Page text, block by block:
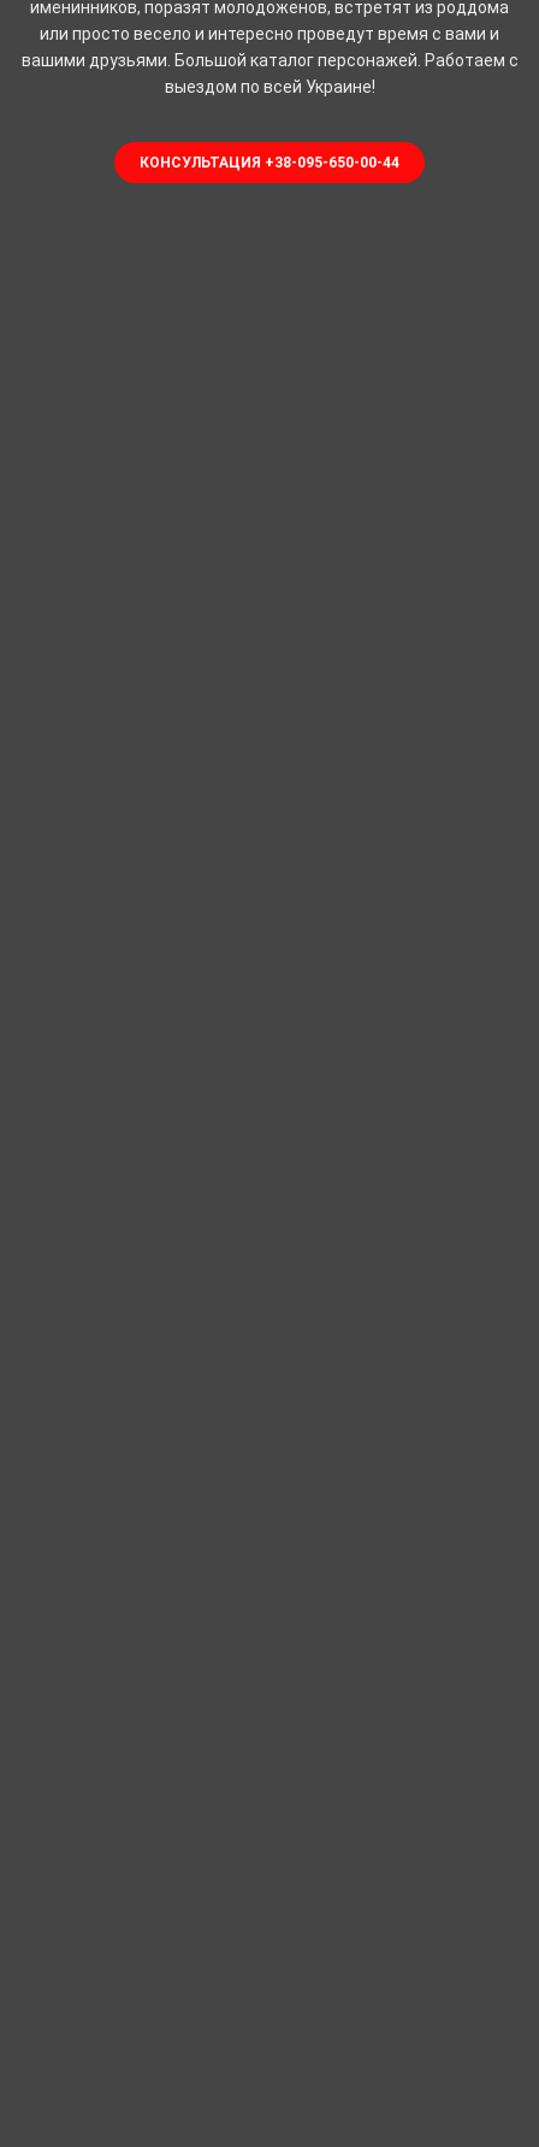
именинников, поразят молодоженов, встретят из роддома
или просто весело и интересно проведут время с вами и
вашими друзьями. Большой каталог персонажей. Работаем с
выездом по всей Украине!
КОНСУЛЬТАЦИЯ +38-095-650-00-44